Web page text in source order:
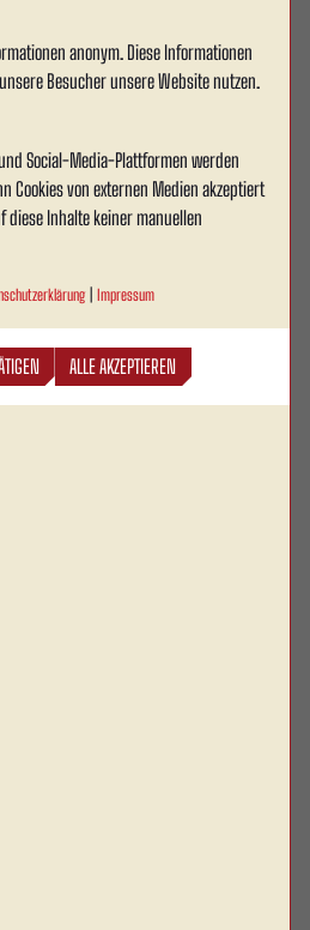
anonym. Diese Informationen
Besucher unsere Website nutzen.
Social-Media-Plattformen werden
Cookies von externen Medien akzeptiert
Inhalte keiner manuellen
Impressum
ALLE AKZEPTIEREN
Deutsche
in Dortmund
spielfreie Wochenende für
Aktion: Gemeinsam
ein Ausflug zum
in Dortmund auf dem
die spannende Geschichte des deutschen
zahlreiche Highlights – von den größten
legendäre Spieler bis hin zu